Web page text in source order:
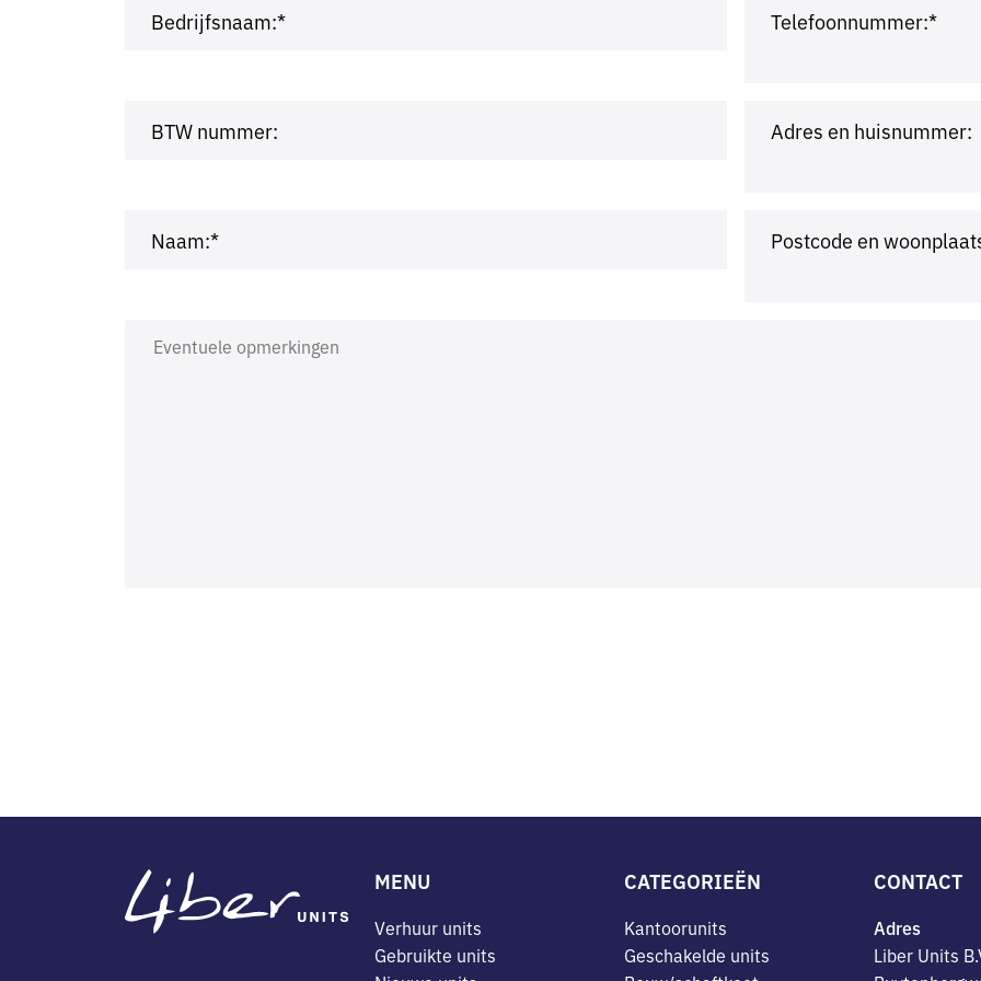
Bedrijfsnaam:* Telefoonnummer:*
BTW nummer: Adres en huisnummer:
Naam:* Postcode en
MENU
Verhuur units
Gebruikte units
CATEGORIEËN
Kantoorunits
Geschakelde units
CONTACT
Adres
Liber Units